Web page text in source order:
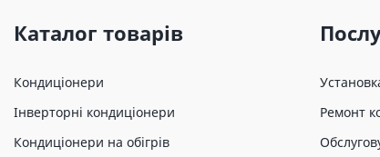
Каталог товарів
Кондиціонери
Інверторні кондиціонери
Кондиціонери на обігрів
Ремонт